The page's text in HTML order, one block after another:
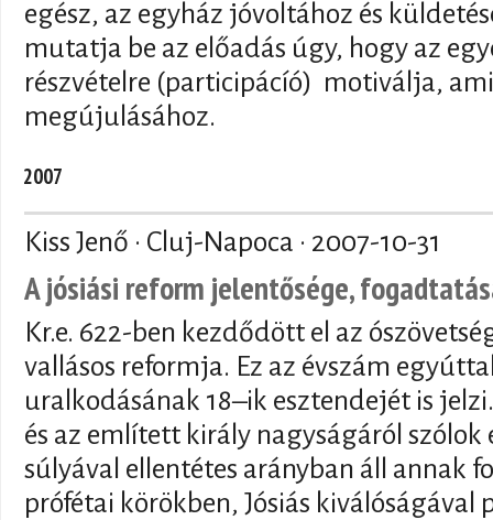
egész, az egyház jóvoltához és
mutatja be az előadás úgy, hogy az
részvételre (participácíó) motiválja,
megújulásához.
2007
Kiss Jenő · Cluj-Napoca · 2007-10-31
A jósiási reform jelentősége,
Kr.e. 622-ben kezdődött el az
vallásos reformja. Ez az évszám
uralkodásának 18–ik esztendejét is
és az említett király nagyságáról szólok
súlyával ellentétes arányban áll annak
prófétai körökben, Jósiás kiválóságával